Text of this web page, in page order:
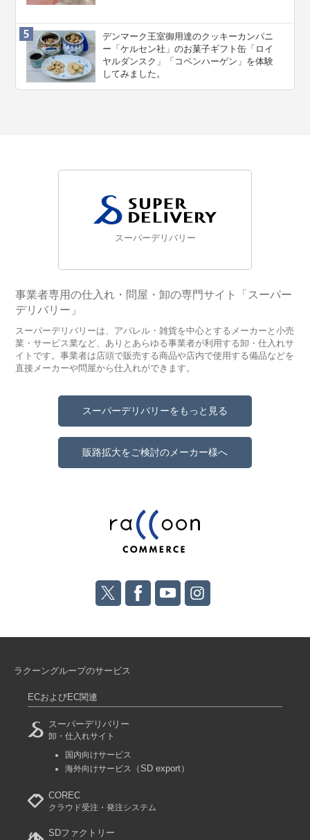
デンマーク王室御用達のクッキーカンパニ
ー「ケルセン社」のお菓子ギフト缶「ロイ
ヤルダンスク」「コペンハーゲン」を体験
してみました。
スーパーデリバリー
事業者専用の仕入れ・問屋・卸の専門サイト「スーパー
デリバリー」
スーパーデリバリーは、アパレル・雑貨を中心とするメーカーと小売
業・サービス業など、ありとあらゆる事業者が利用する卸・仕入れサ
イトです。事業者は店頭で販売する商品や店内で使用する備品などを
直接メーカーや問屋から仕入れができます。
スーパーデリバリーをもっと見る
販路拡大をご検討のメーカー様へ
ラクーングループのサービス
ECおよびEC関連
スーパーデリバリー
卸・仕入れサイト
国内向けサービス
海外向けサービス
（SD export）
COREC
クラウド受注・発注システム
SDファクトリー